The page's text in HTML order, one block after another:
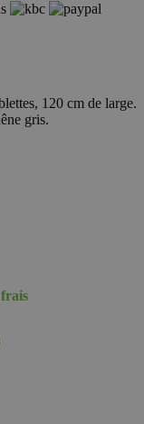
120 cm de large.
gris.
frais